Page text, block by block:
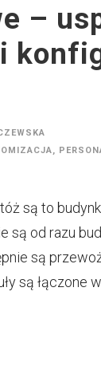
–
,
są to
od razu
są
są łączone